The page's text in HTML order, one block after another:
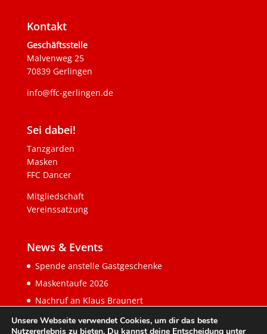
Kontakt
Geschäftsstelle
Malvenweg 25
70839 Gerlingen
info@ffc-gerlingen.de
Sei dabei!
Tanzgarden
Masken
FFC Dancer
Mitgliedschaft
Vereinssatzung
News & Events
Spende anstelle Gastgeschenke
Maskentaufe 2026
Nachruf an Klaus Braunert
Unsere Webseite verwendet Cookies, um dir das beste
Nutzererlebnis zu bieten. Du kannst deine Entscheidung unter